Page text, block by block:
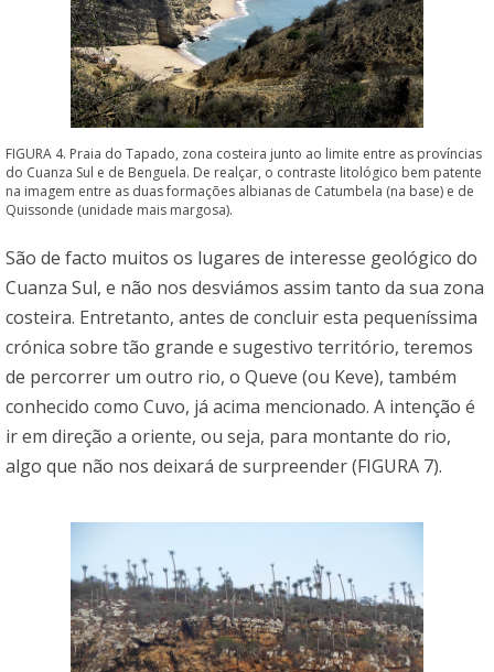
FIGURA 4. Praia do Tapado, zona costeira junto ao limite entre as províncias
do Cuanza Sul e de Benguela. De realçar, o contraste litológico bem patente
na imagem entre as duas formações albianas de Catumbela (na base) e de
Quissonde (unidade mais margosa).
São de facto muitos os lugares de interesse geológico do
Cuanza Sul, e não nos desviámos assim tanto da sua zona
costeira. Entretanto, antes de concluir esta pequeníssima
crónica sobre tão grande e sugestivo território, teremos
de percorrer um outro rio, o Queve (ou Keve), também
conhecido como Cuvo, já acima mencionado. A intenção é
ir em direção a oriente, ou seja, para montante do rio,
algo que não nos deixará de surpreender (FIGURA 7).